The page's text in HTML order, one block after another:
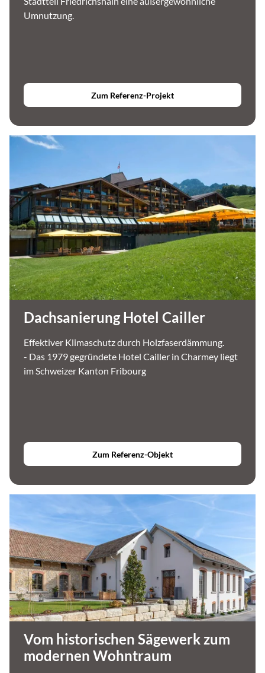
Umnutzung.
Zum Referenz-Projekt
Dachsanierung Hotel Cailler
Effektiver Klimaschutz durch Holzfaserdämmung.
- Das 1979 gegründete Hotel Cailler in Charmey liegt
im Schweizer Kanton Fribourg
Zum Referenz-Objekt
Vom historischen Sägewerk zum
modernen Wohntraum